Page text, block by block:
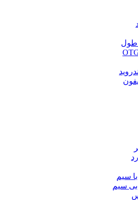
طول
سیم
سیم